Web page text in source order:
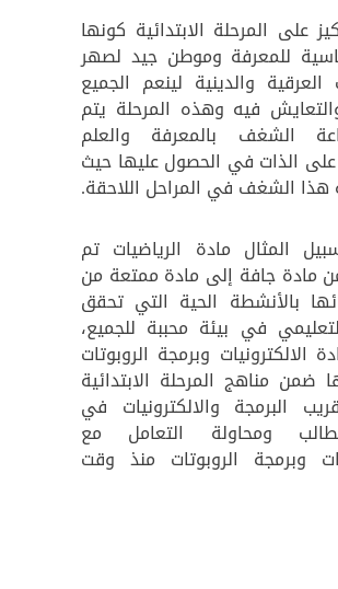
على المرحلة الابتدائية كونها
للمعرفة وموطن جيد لصهر
العرقية والدينية لينعم الجميع
فيه وهذه المرحلة يتم
الشغف بالمعرفة والعلم
على الذات في الحصول عليها حيث
هذا الشغف في المراحل اللاحقة.
المثال مادة الرياضيات تم
مادة جافة إلى مادة ممتعة من
بالأنشطة الحية التي تحقق
في بيئة محببة للجميع،
الالكترونيات وبرمجة الروبوتات
ضمن مناهج المرحلة الابتدائية
البرمجة والالكترونيات في
ومحاولة التعامل مع
وبرمجة الروبوتات منذ وقت